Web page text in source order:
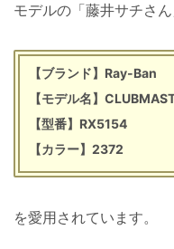
モデルの「藤井サチさ
【ブランド】Ray-Ban
【モデル名】
【型番】RX5154
【カラー】2372
を愛用されています。